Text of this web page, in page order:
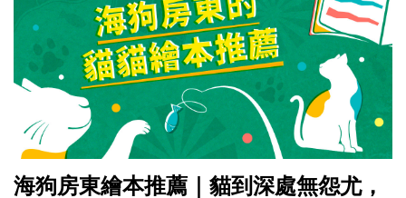
海狗房東繪本推薦｜貓到深處無怨尤，